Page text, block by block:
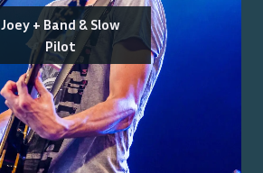
Joey + Band & Slow
Pilot